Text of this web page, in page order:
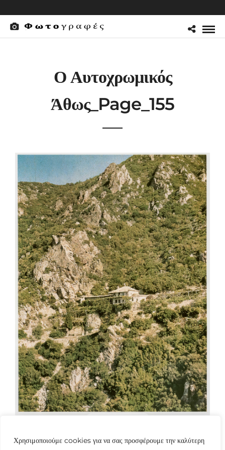
Χρησιμοποιούμε cookies για να σας προσφέρουμε την καλύτερη
Ο Αυτοχρωμικός
Άθως_Page_155